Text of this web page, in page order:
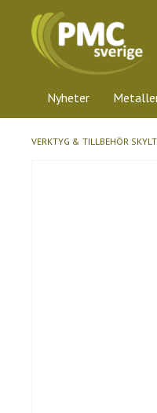
Nyheter
VERKTYG & TILLBEHÖR